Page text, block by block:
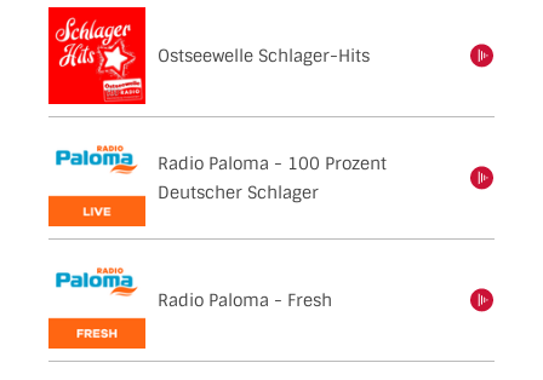
Ostseewelle Schlager-Hitseinschalten
Radio Paloma - 100 Prozent
Deutscher Schlager
Radio Paloma - Fresh